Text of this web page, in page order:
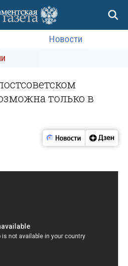
Новости
только в